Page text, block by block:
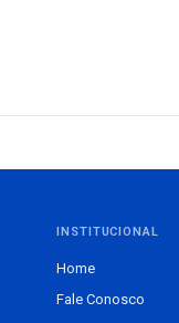
INSTITUCIONAL
Home
Fale Conosco